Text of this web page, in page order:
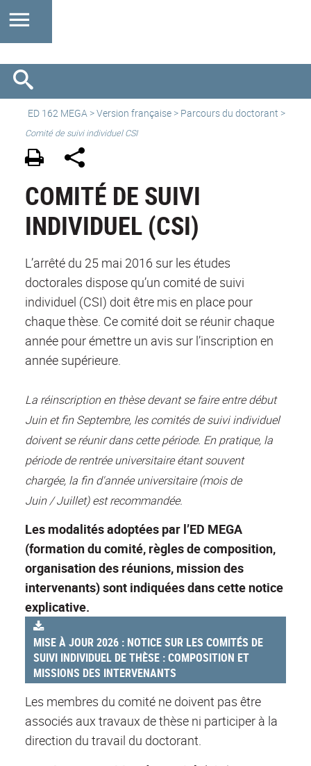
ED 162 MEGA >Version française > Parcours du doctorant >
Comité de suivi individuel CSI
COMITÉ DE SUIVI
INDIVIDUEL (CSI)
L’arrêté du 25 mai 2016 sur les études
doctorales dispose qu’un comité de suivi
individuel (CSI) doit être mis en place pour
chaque thèse. Ce comité doit se réunir chaque
année pour émettre un avis sur l’inscription en
année supérieure.
La réinscription en thèse devant se faire entre début
Juin et fin Septembre, les comités de suivi individuel
doivent se réunir dans cette période. En pratique, la
période de rentrée universitaire étant souvent
chargée, la fin d'année universitaire (mois de
Juin / Juillet) est recommandée.
Les modalités adoptées par l’ED MEGA
(formation du comité, règles de composition,
organisation des réunions, mission des
intervenants) sont indiquées dans cette notice
explicative.
MISE À JOUR 2026 : NOTICE SUR LES COMITÉS DE
SUIVI INDIVIDUEL DE THÈSE : COMPOSITION ET
MISSIONS DES INTERVENANTS
Les membres du comité ne doivent pas être
associés aux travaux de thèse ni participer à la
direction du travail du doctorant.